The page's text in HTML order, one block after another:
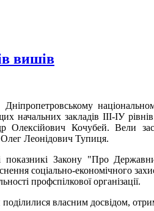
вишів
начальних закладів ІІІ-ІУ
Кочубей. Вели
Олег Леонідович Тупиця.
показникі Закону "Про
соціально-економічного
профспілкової організації.
власним досвідом,